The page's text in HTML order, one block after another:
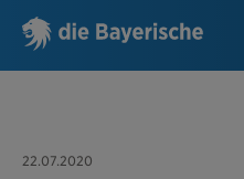
22.07.2020